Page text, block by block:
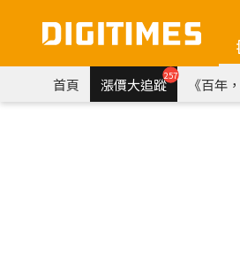
首頁 漲價大追蹤257 《百年